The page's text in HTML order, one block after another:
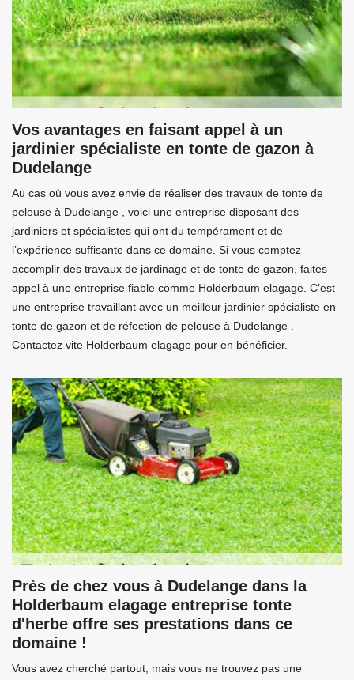
Vos avantages en faisant appel à un
jardinier spécialiste en tonte de gazon à
Dudelange
Au cas où vous avez envie de réaliser des travaux de tonte de
pelouse à Dudelange , voici une entreprise disposant des
jardiniers et spécialistes qui ont du tempérament et de
l’expérience suffisante dans ce domaine. Si vous comptez
accomplir des travaux de jardinage et de tonte de gazon, faites
appel à une entreprise fiable comme Holderbaum elagage. C’est
une entreprise travaillant avec un meilleur jardinier spécialiste en
tonte de gazon et de réfection de pelouse à Dudelange .
Contactez vite Holderbaum elagage pour en bénéficier.
Près de chez vous à Dudelange dans la
Holderbaum elagage entreprise tonte
d'herbe offre ses prestations dans ce
domaine !
Vous avez cherché partout, mais vous ne trouvez pas une